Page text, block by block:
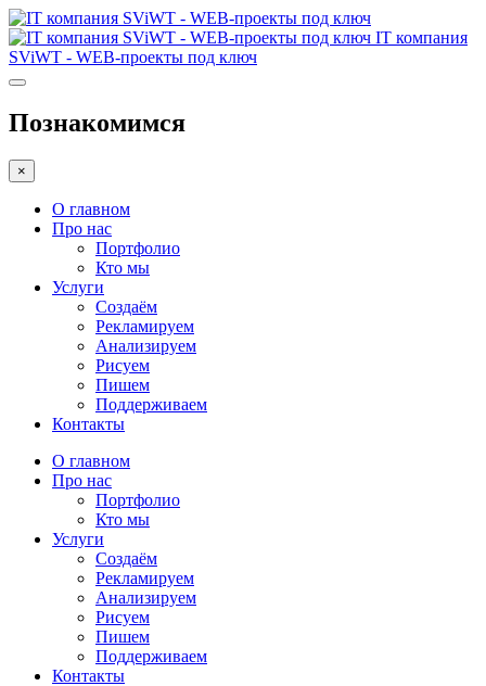
IT компания
SViWT - WEB-проекты под ключ
Познакомимся
×
О главном
Про нас
Портфолио
Кто мы
Услуги
Создаём
Рекламируем
Анализируем
Рисуем
Пишем
Поддерживаем
Контакты
О главном
Про нас
Портфолио
Кто мы
Услуги
Создаём
Рекламируем
Анализируем
Рисуем
Пишем
Поддерживаем
Контакты